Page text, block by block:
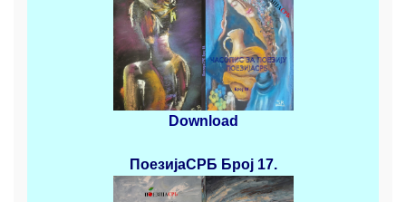
Download
ПоезијаСРБ Број 17.